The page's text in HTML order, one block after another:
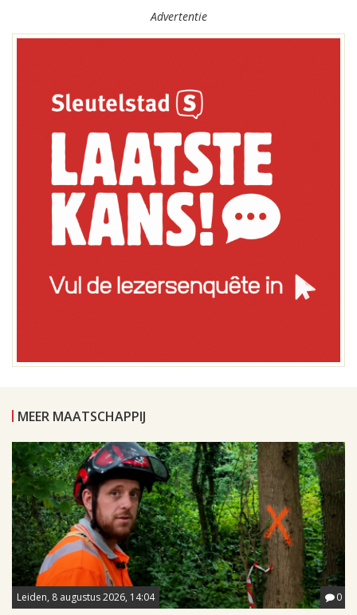
Advertentie
MEER MAATSCHAPPIJ
Leiden, 8 augustus 2026, 14:04 0